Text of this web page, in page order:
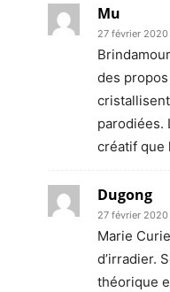
Mu
27 février 2020
des
parodiées.
créatif que
Dugong
27 février 2020
Marie
d’irradier.
théorique